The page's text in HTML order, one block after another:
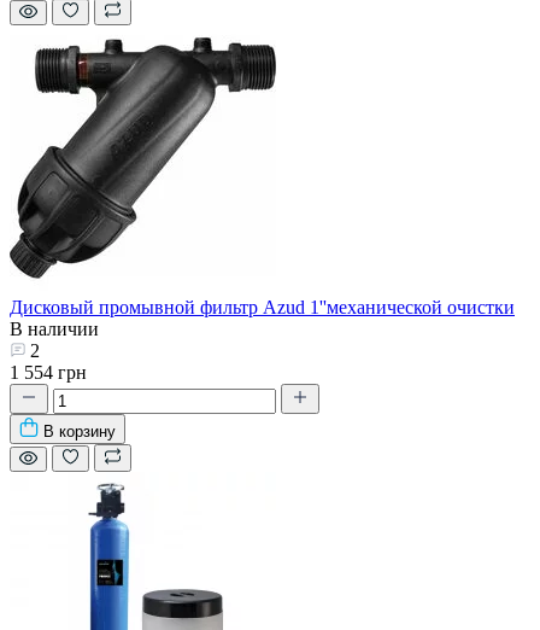
Дисковый промывной фильтр Azud 1''механической очистки
В наличии
2
1 554 грн
В корзину